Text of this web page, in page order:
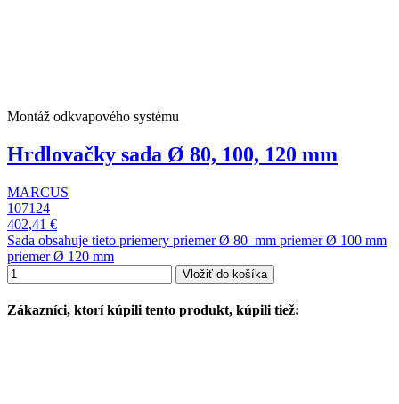
Montáž odkvapového systému
Hrdlovačky sada Ø 80, 100, 120 mm
MARCUS
107124
402,41 €
Sada obsahuje tieto priemery priemer Ø 80 mm priemer Ø 100 mm
priemer Ø 120 mm
Vložiť do košíka
Zákazníci, ktorí kúpili tento produkt, kúpili tiež: